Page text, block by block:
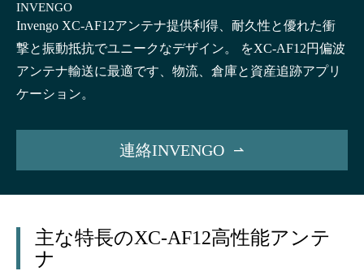
INVENGO
Invengo XC-AF12アンテナ提供利得、耐久性と優れた衝
撃と振動抵抗でユニークなデザイン。 をXC-AF12円偏波
アンテナ輸送に最適です、物流、倉庫と資産追跡アプリ
ケーション。
連絡INVENGO 
主な特長のXC-AF12高性能アンテ
ナ